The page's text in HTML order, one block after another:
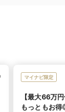
マイナビ限定
【最大66万
もっともお